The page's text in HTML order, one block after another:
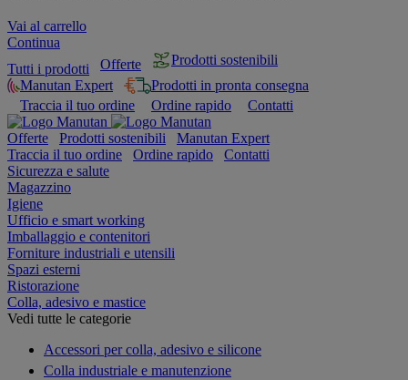
Vai al carrello
Continua
Tutti i prodotti
Offerte
Prodotti sostenibili
Manutan Expert
Prodotti in pronta consegna
Traccia il tuo ordine
Ordine rapido Contatti
Offerte Prodotti sostenibili
Manutan Expert
Traccia il tuo ordine
Ordine rapido
Contatti
Sicurezza e salute
Magazzino
Igiene
Ufficio e smart working
Imballaggio e contenitori
Forniture industriali e utensili
Spazi esterni
Ristorazione
Colla, adesivo e mastice
Vedi tutte le categorie
Accessori per colla, adesivo e silicone
Colla industriale e manutenzione